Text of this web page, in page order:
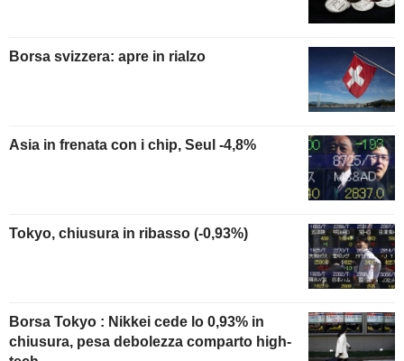
Borsa svizzera: apre in rialzo
Asia in frenata con i chip, Seul -4,8%
Tokyo, chiusura in ribasso (-0,93%)
Borsa Tokyo : Nikkei cede lo 0,93% in
chiusura, pesa debolezza comparto high-